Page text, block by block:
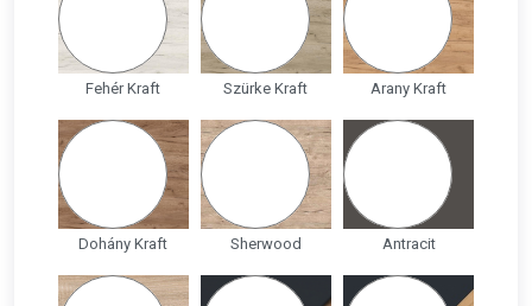
Fehér Kraft Szürke Kraft Arany Kraft
Dohány Kraft Sherwood Antracit